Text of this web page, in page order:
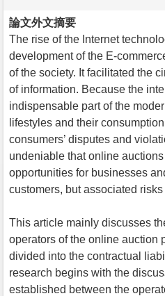
論文外文摘要
The rise of the Internet
development of the E-
of the society. It facilitated the
of information. Because the
indispensable part of the
lifestyles and their
consumers’ disputes and
undeniable that online
opportunities for businesses
customers, but associated
This article mainly discusses
operators of the online auction
divided into the contractual
research begins with the
established between the